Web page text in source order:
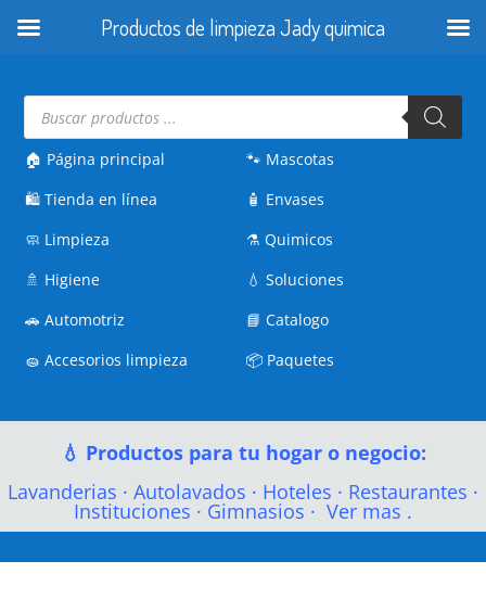
Búsqueda
productos
🏠 Página principal
🛍️Tienda en línea
🧼 Limpieza
🚿 Higiene
🚗Automotriz
🧽Accesorios limpieza
🐾 Mascotas
🧴 Envases
⚗️Quimicos
💧Soluciones
📘Catalogo
📦 Paquetes
💧 Productos para tu hogar o negocio:
Lavanderias · Autolavados · Hoteles · Restaurantes ·
Instituciones · Gimnasios · Ver mas .
Productos de limpieza Jady quimica